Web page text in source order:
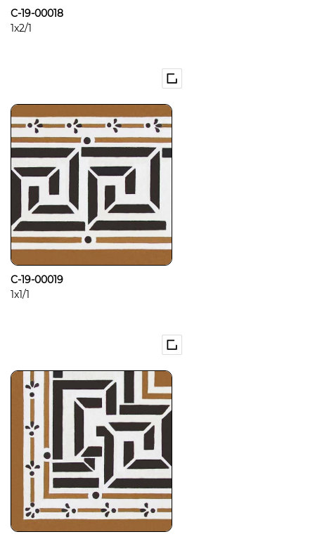
C-19-00018
1x2/1
C-19-00019
1x1/1